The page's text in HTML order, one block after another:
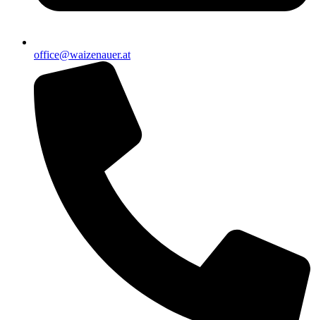
office@waizenauer.at